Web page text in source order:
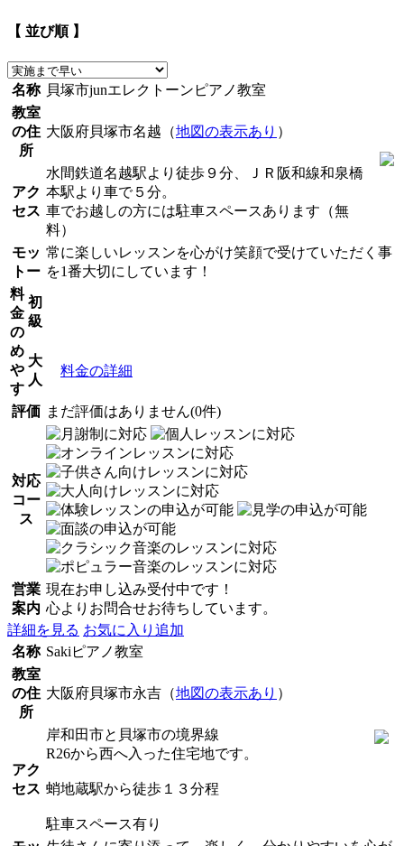
【 並び順 】
名称 貝塚市junエレクトーンピアノ教室
教室
の住
所
大阪府貝塚市名越（地図の表示あり ）
アク
セス
水間鉄道名越駅より徒歩９分、ＪＲ阪和線和泉橋
本駅より車で５分。
車でお越しの方には駐車スペースあります（無
料）
モッ
トー
常に楽しいレッスンを心がけ笑顔で受けていただく事
を1番大切にしています！
料
金
の
め
や
す
初
級
大
人
料金の詳細
評価 まだ評価はありません(0件)
対応
コー
ス
営業
案内
現在お申し込み受付中です！
心よりお問合せお待ちしています。
詳細を見る お気に入り追加
名称 Sakiピアノ教室
教室
の住
所
大阪府貝塚市永吉（地図の表示あり ）
アク
セス
岸和田市と貝塚市の境界線
R26から西へ入った住宅地です。
蛸地蔵駅から徒歩１３分程
駐車スペース有り